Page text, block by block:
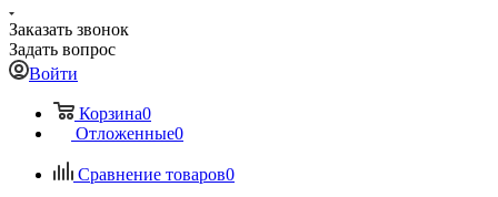
Заказать звонок
Задать вопрос
Войти
Корзина0
Отложенные0
Сравнение товаров0